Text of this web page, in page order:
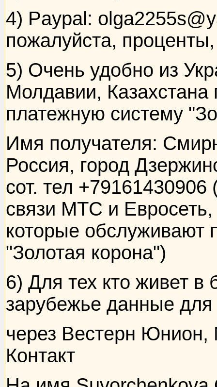
4) Paypal:
пожалуйста,
5) Очень удобно из
Молдавии, Казахстана
платежную систему
Имя получателя:
Россия, город
сот. тел
связи МТС и Евросеть,
которые обслуживают
"Золотая корона")
6) Для тех кто живет
зарубежье данные
через Вестерн
Контакт